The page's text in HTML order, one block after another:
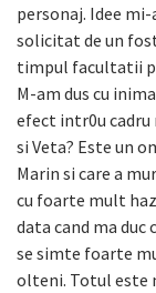
personaj. Idee
solicitat de un
timpul facultatii
M-am dus cu
efect intr0u cadru
si Veta? Este un
Marin si care a
cu foarte mult
data cand ma
se simte foarte
olteni. Totul este